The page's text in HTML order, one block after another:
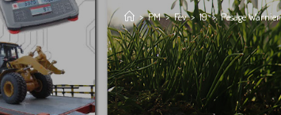
> PM > Fév > 19 > Pesage Warnier